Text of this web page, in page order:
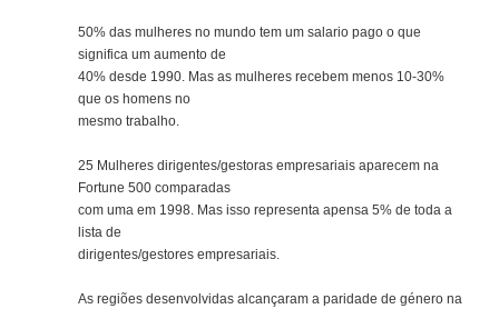
50% das mulheres no mundo tem um salario pago o que
significa um aumento de
40% desde 1990. Mas as mulheres recebem menos 10-30%
que os homens no
mesmo trabalho.
25 Mulheres dirigentes/gestoras empresariais aparecem na
Fortune 500 comparadas
com uma em 1998. Mas isso representa apensa 5% de toda a
lista de
dirigentes/gestores empresariais.
As regiões desenvolvidas alcançaram a paridade de género na